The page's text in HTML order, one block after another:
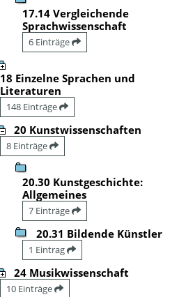
17.14 Vergleichende
Sprachwissenschaft
6 Einträge
18 Einzelne Sprachen und
Literaturen
148 Einträge
20 Kunstwissenschaften
8 Einträge
20.30 Kunstgeschichte:
Allgemeines
7 Einträge
20.31 Bildende Künstler
1 Eintrag
24 Musikwissenschaft
10 Einträge